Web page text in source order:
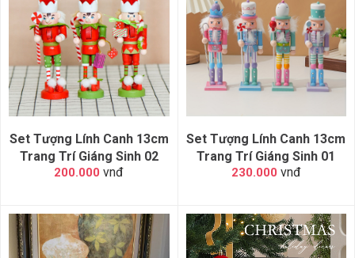
Set Tượng Lính Canh 13cm
Trang Trí Giáng Sinh 02
200.000 vnđ
Set Tượng Lính Canh 13cm
Trang Trí Giáng Sinh 01
230.000 vnđ